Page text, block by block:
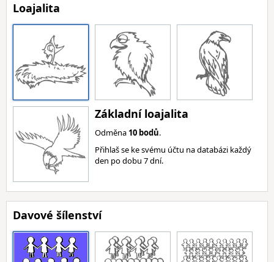
Loajalita
Základní loajalita
Odměna 10 bodů.
Přihlaš se ke svému účtu na databázi každý
den po dobu 7 dní.
Davové šílenství